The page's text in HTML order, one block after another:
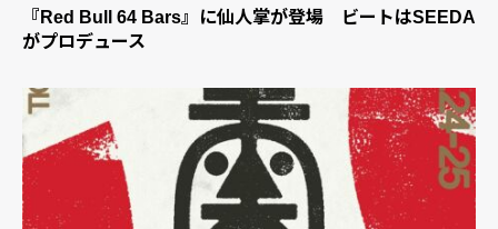
『Red Bull 64 Bars』に仙人掌が登場 ビートはSEEDA
がプロデュース